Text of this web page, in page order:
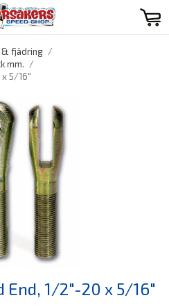
& fjädring /
mm. /
x 5/16"
End, 1/2"-20 x 5/16"